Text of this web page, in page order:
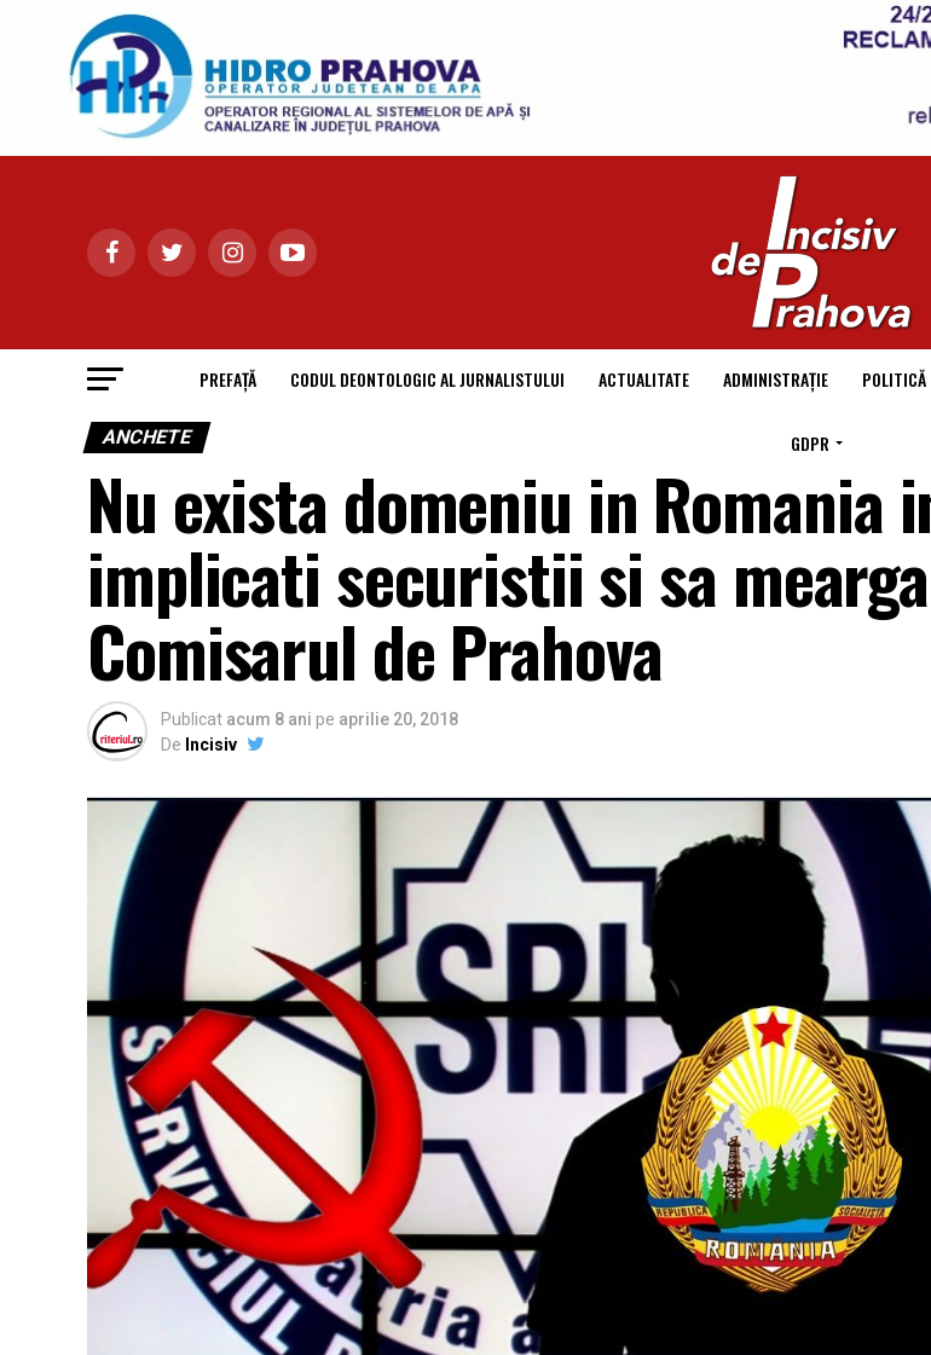
PREFAȚĂ CODUL DEONTOLOGIC AL JURNALISTULUI ACTUALITATE ADMINISTRAȚIE POLITICĂ
GDPR
ANCHETE
Nu exista domeniu in Romania
implicati securistii si sa
Comisarul de Prahova
Publicat acum 8 ani pe aprilie 20, 2018
De Incisiv